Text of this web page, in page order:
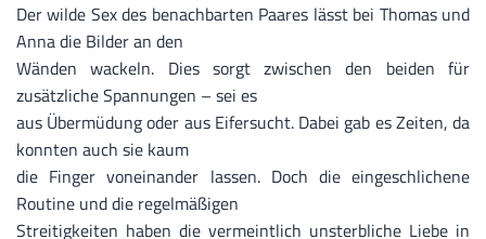
Der wilde Sex des benachbarten Paares lässt bei Thomas und
Anna die Bilder an den
Wänden wackeln. Dies sorgt zwischen den beiden für
zusätzliche Spannungen – sei es
aus Übermüdung oder aus Eifersucht. Dabei gab es Zeiten, da
konnten auch sie kaum
die Finger voneinander lassen. Doch die eingeschlichene
Routine und die regelmäßigen
Streitigkeiten haben die vermeintlich unsterbliche Liebe in